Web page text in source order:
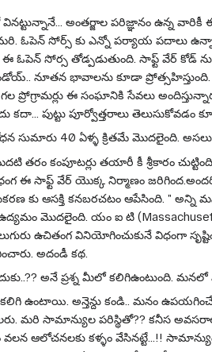
అంతర్జాల పరిజ్ఞానం ఉన్న
మరి. ఓపెన్ సోర్స్ కు ఎన్నో పర్యాయ పదాలు
ఈ ఓపెన్ సోర్స తోడ్పడుతుంది. సాఫ్ట్ వేర్ కోడ్
నూతన భావాలను కూడా
ప్రోగ్రామర్లు ఈ సంఘానికి సేవలు
కదా... పుట్టు పూర్వోత్తరాలు
సుమారు 40 ఏళ్ళ క్రితమే మొదలైంది. అసలు
తరం కంపూటర్లు తయారీ కీ శ్రీకారం
ఈ సాఫ్ట్ వేర్ యొక్క నిర్మాణం
కు ఆసక్తి కనబరచటం ఆపేసింది. "
మొదలైంది. యం ఐ టి (Massachusetts
ఉచితంగ వినియోగించుకునే విధంగా
అదండీ కథ.
అనే ప్రశ్న మీలో కలిగిఉంటుంది.
ఉంటాయి. అన్తెన్దు కండి.. మనం
మరి సామాన్యుల పరిస్థితో?? కనీస
ఆలోచనలకు కళ్ళం వేసినట్టే...!!